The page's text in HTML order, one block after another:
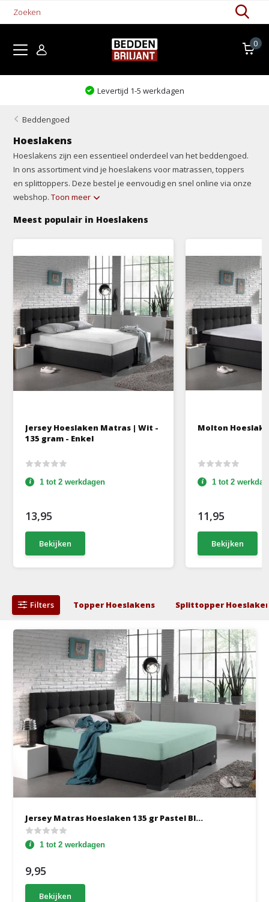
0
Kom proefliggen!
Beddengoed
Hoeslakens
Hoeslakens zijn een essentieel onderdeel van het beddengoed.
In ons assortiment vind je hoeslakens voor matrassen, toppers
en splittoppers. Deze bestel je eenvoudig en snel online via onze
webshop.Toon meer
Meest populair in Hoeslakens
Jersey Hoeslaken Matras | Wit -
135 gram - Enkel
1 tot 2 werkdagen
13,95
Bekijken
Molton
1 tot 2
11,95
Bekijken
Filters Topper Hoeslakens Splittopper
Jersey Matras Hoeslaken 135 gr Pastel Bl...
1 tot 2 werkdagen
9,95
Bekijken